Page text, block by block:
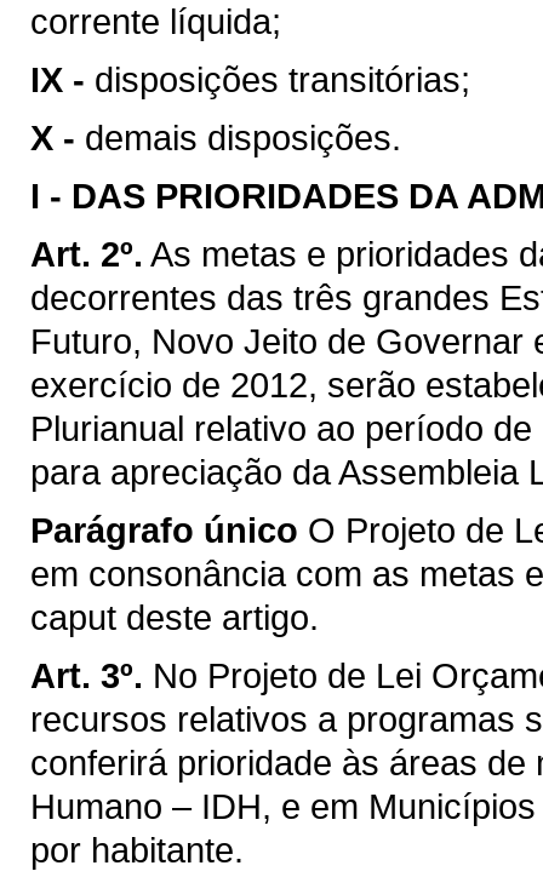
corrente líquida;
IX - disposições transitórias;
X - demais disposições.
I - DAS PRIORIDADES DA
Art. 2º. As metas e prioridades
decorrentes das três grandes
Futuro, Novo Jeito de Governar
exercício de 2012, serão
Plurianual relativo ao período
para apreciação da Assembleia
Parágrafo único O Projeto de
em consonância com as metas
caput deste artigo.
Art. 3º. No Projeto de Lei
recursos relativos a programas
conferirá prioridade às áreas
Humano – IDH, e em
por habitante.